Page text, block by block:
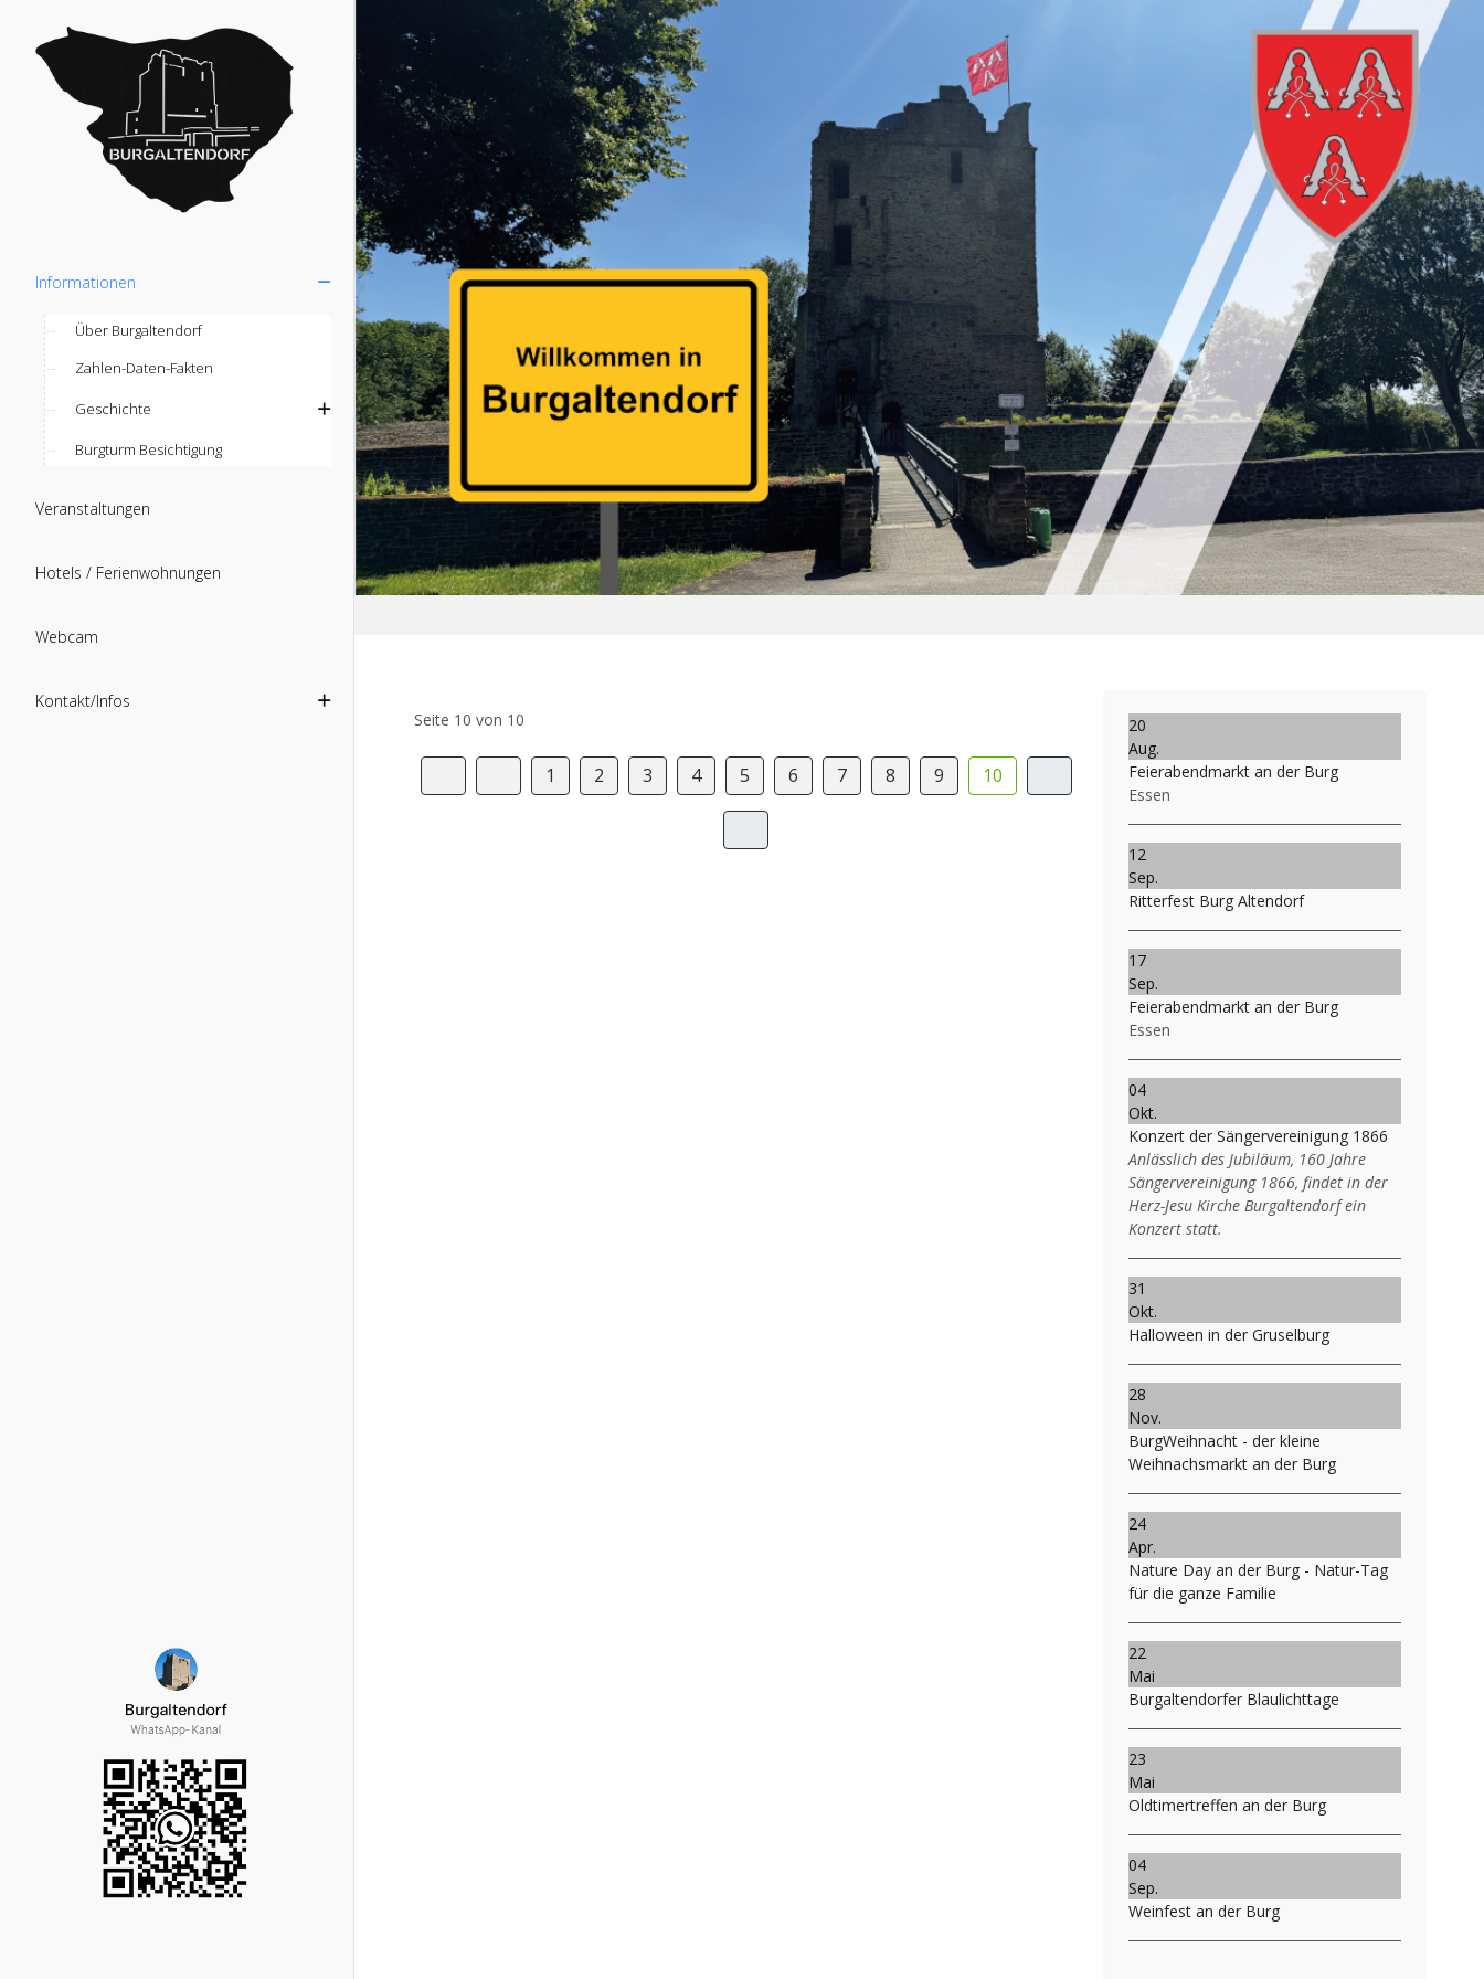
Informationen
Über Burgaltendorf
Zahlen-Daten-Fakten
Geschichte
Burgturm Besichtigung
Veranstaltungen
Hotels / Ferienwohnungen
Webcam
Kontakt/Infos
Seite 10 von 10
1 2 3 4 5 6 7 8 9 10
20
Aug.
Feierabendmarkt an der Burg
Essen
12
Sep.
Ritterfest Burg Altendorf
17
Sep.
Feierabendmarkt an der Burg
Essen
04
Okt.
Konzert der Sängervereinigung 1866
Anlässlich des Jubiläum, 160 Jahre
Sängervereinigung 1866, findet in der
Herz-Jesu Kirche Burgaltendorf ein
Konzert statt.
31
Okt.
Halloween in der Gruselburg
28
Nov.
BurgWeihnacht - der kleine
Weihnachsmarkt an der Burg
24
Apr.
Nature Day an der Burg - Natur-Tag
für die ganze Familie
22
Mai
Burgaltendorfer Blaulichttage
23
Mai
Oldtimertreffen an der Burg
04
Sep.
Weinfest an der Burg